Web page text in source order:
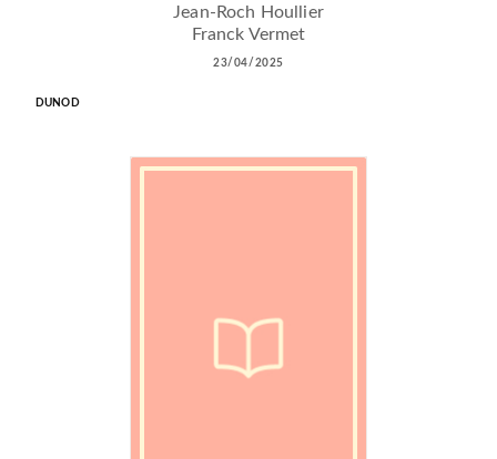
Jean-Roch Houllier
Franck Vermet
23/04/2025
DUNOD